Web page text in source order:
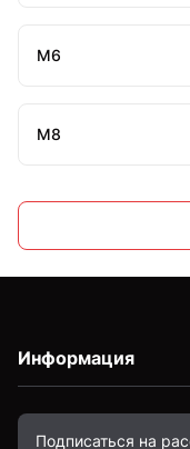
М6
М8
Информация